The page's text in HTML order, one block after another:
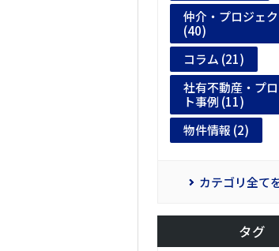
仲介・プロジェ
(40)
コラム (21)
社有不動産・プ
ト事例 (11)
物件情報 (2)
カテゴリ全て
タグ